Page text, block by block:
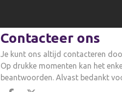
Contacteer ons
Je kunt ons altijd contacteren
Op drukke momenten kan het
beantwoorden. Alvast bedankt